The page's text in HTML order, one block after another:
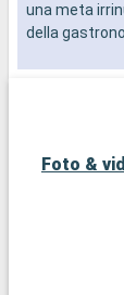
una meta
della
Foto &